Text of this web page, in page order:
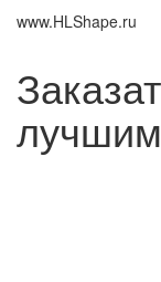
www.HLShape.ru